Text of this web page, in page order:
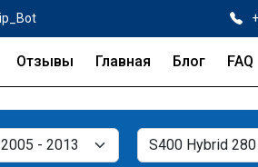
Отзывы Главная Блог FAQ